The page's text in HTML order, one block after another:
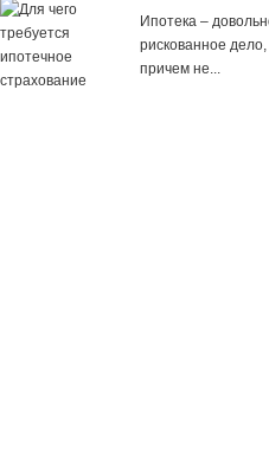
Ипотека –
рискованное дело,
причем не...